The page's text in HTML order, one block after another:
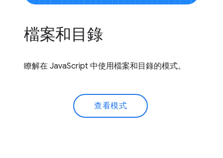
檔案和目錄
瞭解在 JavaScript 中使用檔案和目錄的模式。
查看模式